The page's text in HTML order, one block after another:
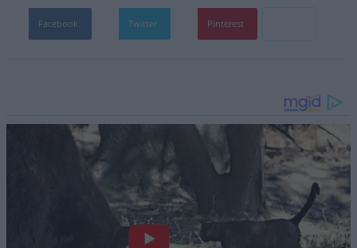
Facebook Twitter Pinterest